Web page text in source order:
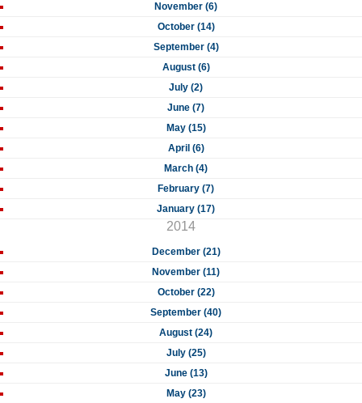
November (6)
October (14)
September (4)
August (6)
July (2)
June (7)
May (15)
April (6)
March (4)
February (7)
January (17)
2014
December (21)
November (11)
October (22)
September (40)
August (24)
July (25)
June (13)
May (23)